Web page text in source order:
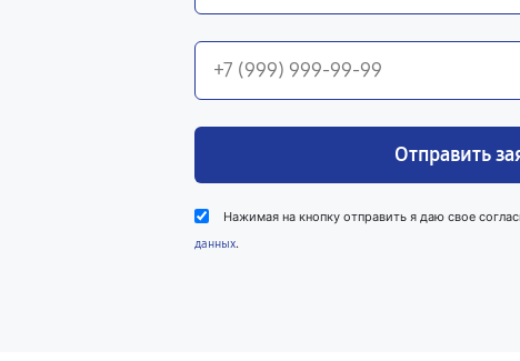
Отправить
Нажимая на кнопку отправить я даю свое
данных.